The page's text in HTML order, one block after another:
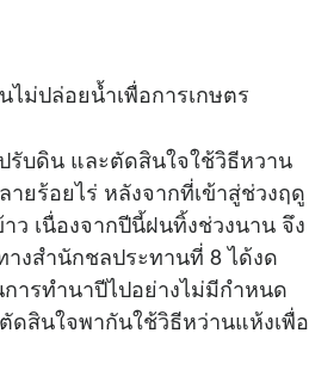
ม่ปล่อยน้ำเพื่อการเกษตร
รับดิน และตัดสินใจใช้วิธีหวาน
ยร้อยไร่ หลังจากที่เข้าสู่ช่วงฤดู
ว เนื่องจากปีนี้ฝนทิ้งช่วงนาน จึง
งสำนักชลประทานที่ 8 ได้งด
ารทำนาปีไปอย่างไม่มีกำหนด
ดสินใจพากันใช้วิธีหว่านแห้งเพื่อ